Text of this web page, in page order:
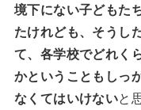
境下にない子どもた
たけれども、そうし
て、各学校でどれく
かということもしっ
なくてはいけないと